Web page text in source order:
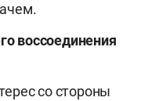
воссоединения
со стороны